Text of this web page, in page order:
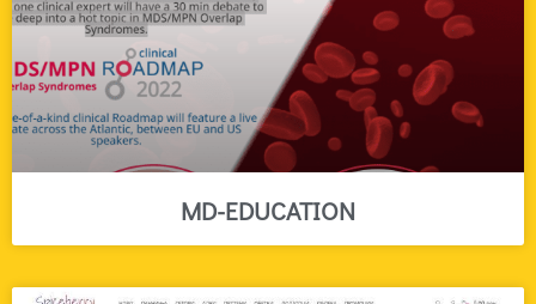
MD-EDUCATION